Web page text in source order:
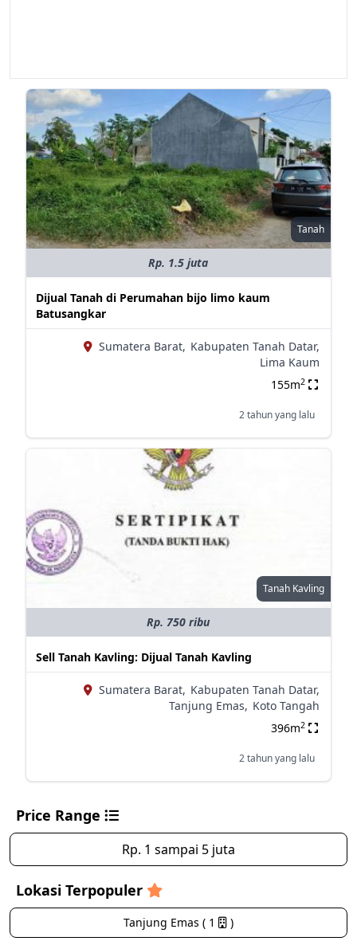
Tanah
Rp. 1.5 juta
Dijual Tanah di Perumahan bijo limo kaum
Batusangkar
Sumatera Barat, Kabupaten Tanah Datar,
Lima Kaum
155m2
2 tahun yang lalu
Tanah Kavling
Rp. 750 ribu
Sell Tanah Kavling: Dijual Tanah Kavling
Sumatera Barat, Kabupaten Tanah Datar,
Tanjung Emas, Koto Tangah
396m2
2 tahun yang lalu
Price Range
Rp. 1 sampai 5 juta
Lokasi Terpopuler
Tanjung Emas ( 1 )